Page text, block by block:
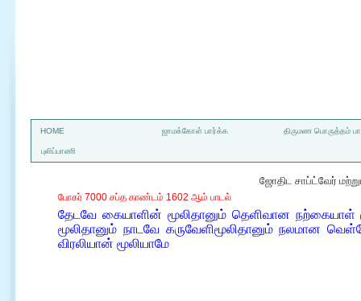
HOME ஜாமக்கோள் பார்க்க திருமண பொருத்தம்
புலிப்பாணி
ஜோதிட சாப்ட்வேர்
போகர் 7000 சப்த காண்டம் 1602 ஆம் பாடல்
தேடவே கையாளின் மூலிதானும் தெளிவான நற்கையாள்
மூலிதானும் நாடவே கருவேளிமூலிதானும் நலமான
விரலியான் மூலியாமே